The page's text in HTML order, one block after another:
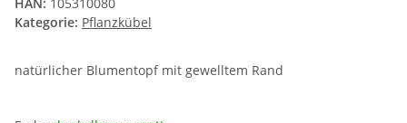
Kategorie: Pflanzkübel
natürlicher Blumentopf mit gewelltem Rand